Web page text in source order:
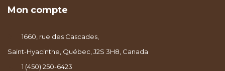
Mon compte
1660, rue des Cascades,
Saint-Hyacinthe, Québec, J2S 3H8, Canada
1 (450) 250-6423